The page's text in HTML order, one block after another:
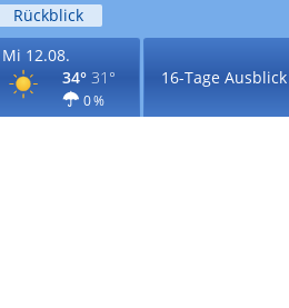
Rückblick
Mi 12.08.
34° 31°
0 %
16-Tage Ausblick